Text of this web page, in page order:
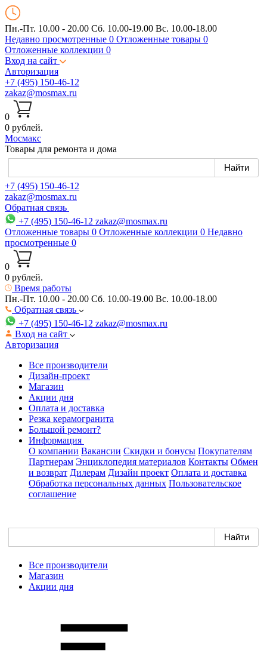
Пн.-Пт. 10.00 - 20.00 Сб. 10.00-19.00 Вс. 10.00-18.00
Недавно просмотренные 0 Отложенные товары 0
Отложенные коллекции 0
Вход на сайт
Авторизация
+7 (495) 150-46-12
zakaz@mosmax.ru
0
0 рублей.
Мосмакс
Товары для ремонта и дома
+7 (495) 150-46-12
zakaz@mosmax.ru
Обратная связь
+7 (495) 150-46-12 zakaz@mosmax.ru
Отложенные товары 0 Отложенные коллекции 0 Недавно
просмотренные 0
0
0 рублей.
Время работы
Пн.-Пт. 10.00 - 20.00 Сб. 10.00-19.00 Вс. 10.00-18.00
Обратная связь
+7 (495) 150-46-12 zakaz@mosmax.ru
Вход на сайт
Авторизация
Все производители
Дизайн-проект
Магазин
Акции дня
Оплата и доставка
Резка керамогранита
Большой ремонт?
Информация
О компании Вакансии Скидки и бонусы Покупателям
Партнерам Энциклопедия материалов Контакты Обмен
и возврат Дилерам Дизайн проект Оплата и доставка
Обработка персональных данных Пользовательское
соглашение
Все производители
Магазин
Акции дня